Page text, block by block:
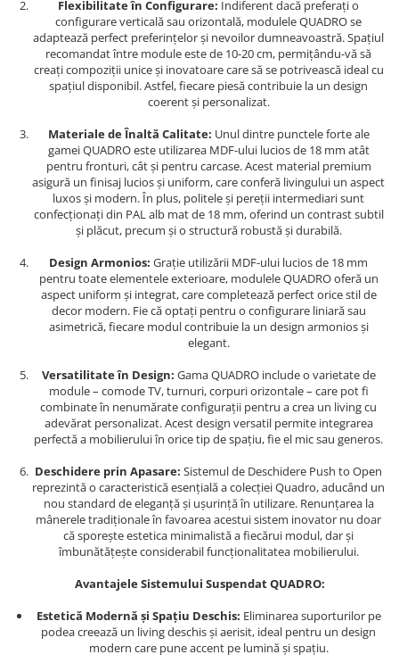
Flexibilitate în Configurare: Indiferent dacă preferați o
configurare verticală sau orizontală, modulele QUADRO se
adaptează perfect preferințelor și nevoilor dumneavoastră. Spațiul
recomandat între module este de 10-20 cm, permițându-vă să
creați compoziții unice și inovatoare care să se potrivească ideal cu
spațiul disponibil. Astfel, fiecare piesă contribuie la un design
coerent și personalizat.
Materiale de Înaltă Calitate: Unul dintre punctele forte ale
gamei QUADRO este utilizarea MDF-ului lucios de 18 mm atât
pentru fronturi, cât și pentru carcase. Acest material premium
asigură un finisaj lucios și uniform, care conferă livingului un aspect
luxos și modern. În plus, politele și pereții intermediari sunt
confecționați din PAL alb mat de 18 mm, oferind un contrast subtil
și plăcut, precum și o structură robustă și durabilă.
Design Armonios: Grație utilizării MDF-ului lucios de 18 mm
pentru toate elementele exterioare, modulele QUADRO oferă un
aspect uniform și integrat, care completează perfect orice stil de
decor modern. Fie că optați pentru o configurare liniară sau
asimetrică, fiecare modul contribuie la un design armonios și
elegant.
Versatilitate în Design: Gama QUADRO include o varietate de
module – comode TV, turnuri, corpuri orizontale – care pot fi
combinate în nenumărate configurații pentru a crea un living cu
adevărat personalizat. Acest design versatil permite integrarea
perfectă a mobilierului în orice tip de spațiu, fie el mic sau generos.
Deschidere prin Apasare: Sistemul de Deschidere Push to Open
reprezintă o caracteristică esențială a colecției Quadro, aducând un
nou standard de eleganță și ușurință în utilizare. Renunțarea la
mânerele tradiționale în favoarea acestui sistem inovator nu doar
că sporește estetica minimalistă a fiecărui modul, dar și
îmbunătățește considerabil funcționalitatea mobilierului.
Avantajele Sistemului Suspendat QUADRO:
Estetică Modernă și Spațiu Deschis: Eliminarea suporturilor pe
podea creează un living deschis și aerisit, ideal pentru un design
modern care pune accent pe lumină și spațiu.